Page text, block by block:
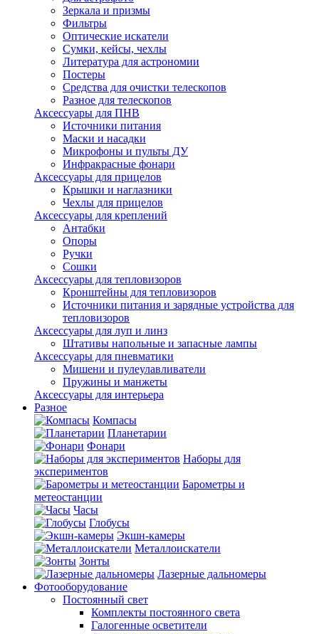
Зеркала и призмы
Фильтры
Оптические искатели
Сумки, кейсы, чехлы
Литература для астрономии
Постеры
Средства для очистки телескопов
Разное для телескопов
Аксессуары для ПНВ
Источники питания
Маски и насадки
Микрофоны и пульты ДУ
Инфракрасные фонари
Аксессуары для прицелов
Крышки и наглазники
Чехлы для прицелов
Аксессуары для креплений
Антабки
Опоры
Ручки
Сошки
Аксессуары для тепловизоров
Кронштейны для тепловизоров
Источники питания и зарядные устройства для
тепловизоров
Аксессуары для луп и линз
Штативы напольные и запасные лампы
Аксессуары для пневматики
Мишени и пулеулавливатели
Пружины и манжеты
Аксессуары для интерьера
Разное
Компасы
Планетарии
Фонари
Наборы для
экспериментов
Барометры и
метеостанции
Часы
Глобусы
Экшн-камеры
Металлоискатели
Зонты
Лазерные дальномеры
Фотооборудование
Постоянный свет
Комплекты постоянного света
Галогенные осветители